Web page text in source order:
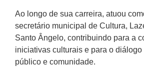
Ao longo de sua carreira, atuou
secretário municipal de Cultura,
Santo Ângelo, contribuindo para a
iniciativas culturais e para o diálogo
público e comunidade.